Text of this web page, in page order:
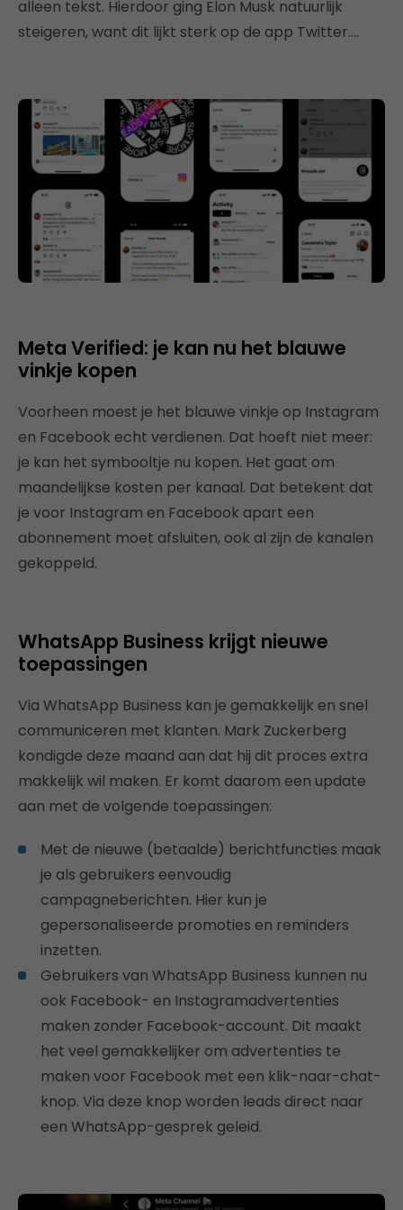
alleen tekst. Hierdoor ging Elon Musk natuurlijk
steigeren, want dit lijkt sterk op de app Twitter….
Meta Verified: je kan nu het blauwe
vinkje kopen
Voorheen moest je het blauwe vinkje op Instagram
en Facebook echt verdienen. Dat hoeft niet meer:
je kan het symbooltje nu kopen. Het gaat om
maandelijkse kosten per kanaal. Dat betekent dat
je voor Instagram en Facebook apart een
abonnement moet afsluiten, ook al zijn de kanalen
gekoppeld.
WhatsApp Business krijgt nieuwe
toepassingen
Via WhatsApp Business kan je gemakkelijk en snel
communiceren met klanten. Mark Zuckerberg
kondigde deze maand aan dat hij dit proces extra
makkelijk wil maken. Er komt daarom een update
aan met de volgende toepassingen:
Met de nieuwe (betaalde) berichtfuncties maak
je als gebruikers eenvoudig
campagneberichten. Hier kun je
gepersonaliseerde promoties en reminders
inzetten.
Gebruikers van WhatsApp Business kunnen nu
ook Facebook- en Instagramadvertenties
maken zonder Facebook-account. Dit maakt
het veel gemakkelijker om advertenties te
maken voor Facebook met een klik-naar-chat-
knop. Via deze knop worden leads direct naar
een WhatsApp-gesprek geleid.